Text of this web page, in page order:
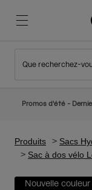
Nouveautés
Sacs
Randonnée
Abandonner le
Que recherchez-
Promos d'été -
Produits
Sacs
Sac à dos vélo
Nouvelle couleur